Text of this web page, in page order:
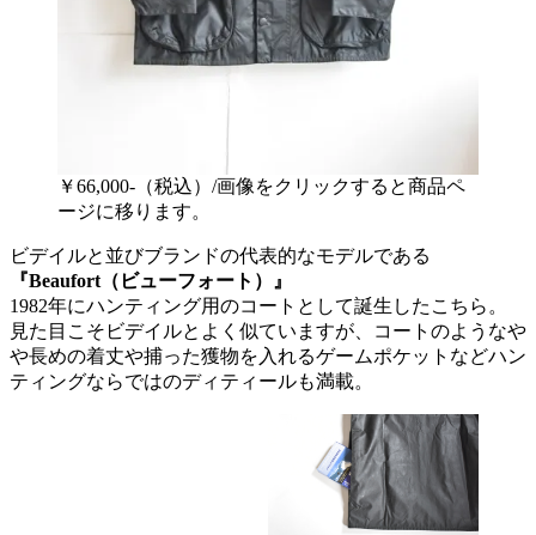
￥66,000-（税込）/画像をクリックすると商品ペ
ージに移ります。
ビデイルと並びブランドの代表的なモデルである
『Beaufort（ビューフォート）』
1982年にハンティング用のコートとして誕生したこちら。
見た目こそビデイルとよく似ていますが、コートのようなや
や長めの着丈や捕った獲物を入れるゲームポケットなどハン
ティングならではのディティールも満載。